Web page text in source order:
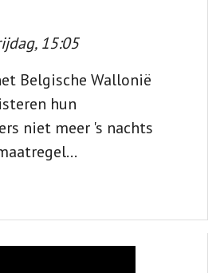
15:05
Belgische Wallonië
hun
niet meer 's nachts